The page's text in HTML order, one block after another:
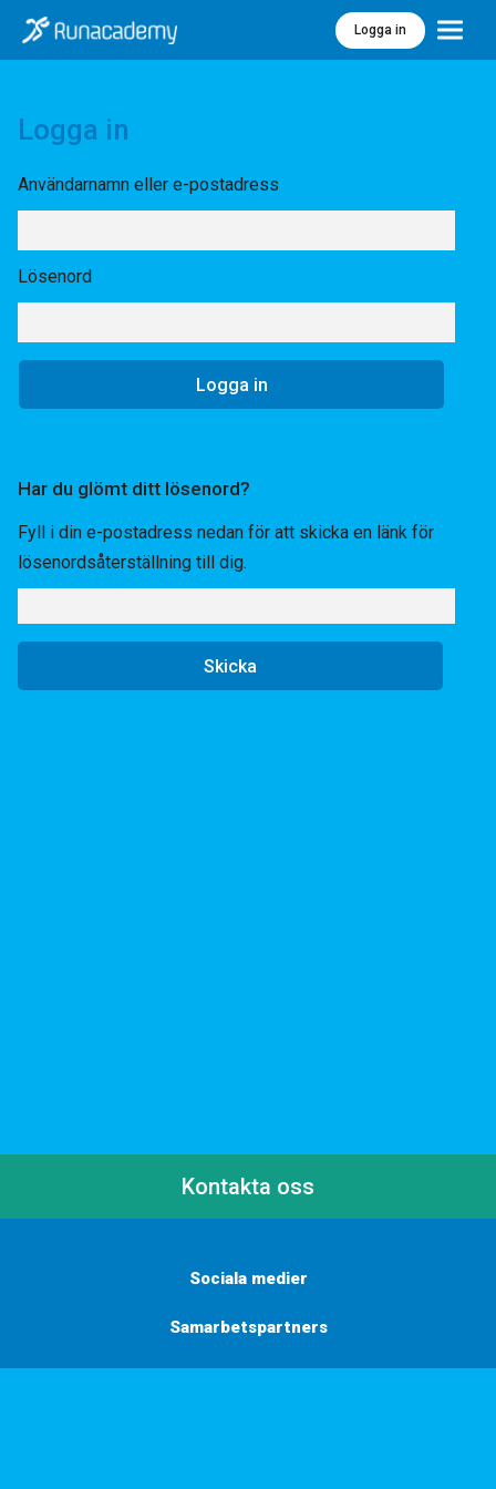
Logga in Meny
Logga in
Användarnamn eller e-postadress
Lösenord
Har du glömt ditt lösenord?
Fyll i din e-postadress nedan för att skicka en länk för
lösenordsåterställning till dig.
Kontakta oss
Sociala medier
Samarbetspartners